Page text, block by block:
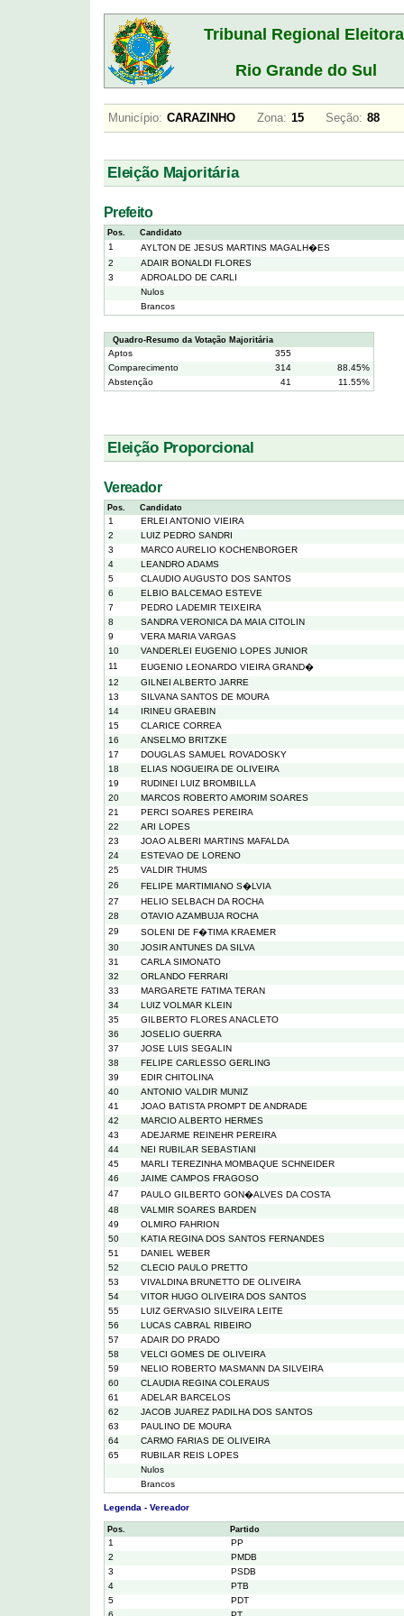
Tribunal Regional
Rio Grande do Sul
Município: CARAZINHO Zona: 15 Seção: 88
Eleição Majoritária
Prefeito
Pos. Candidato
1
AYLTON DE JESUS MARTINS MAGALH�ES
2
ADAIR BONALDI FLORES
3
ADROALDO DE CARLI
Nulos
Brancos
Quadro-Resumo da Votação Majoritária
Aptos
355
Comparecimento
314
88.45%
Abstenção
41 11.55%
Eleição Proporcional
Vereador
Pos. Candidato
1
ERLEI ANTONIO VIEIRA
2
LUIZ PEDRO SANDRI
3
MARCO AURELIO KOCHENBORGER
4
LEANDRO ADAMS
5
CLAUDIO AUGUSTO DOS SANTOS
6
ELBIO BALCEMAO ESTEVE
7
PEDRO LADEMIR TEIXEIRA
8
SANDRA VERONICA DA MAIA CITOLIN
9
VERA MARIA VARGAS
10
VANDERLEI EUGENIO LOPES JUNIOR
11
EUGENIO LEONARDO VIEIRA GRAND�
12
GILNEI ALBERTO JARRE
13
SILVANA SANTOS DE MOURA
14
IRINEU GRAEBIN
15
CLARICE CORREA
16
ANSELMO BRITZKE
17
DOUGLAS SAMUEL ROVADOSKY
18
ELIAS NOGUEIRA DE OLIVEIRA
19
RUDINEI LUIZ BROMBILLA
20
MARCOS ROBERTO AMORIM SOARES
21
PERCI SOARES PEREIRA
22
ARI LOPES
23
JOAO ALBERI MARTINS MAFALDA
24
ESTEVAO DE LORENO
25
VALDIR THUMS
26
FELIPE MARTIMIANO S�LVIA
27
HELIO SELBACH DA ROCHA
28
OTAVIO AZAMBUJA ROCHA
29
SOLENI DE F�TIMA KRAEMER
30
JOSIR ANTUNES DA SILVA
31
CARLA SIMONATO
32
ORLANDO FERRARI
33
MARGARETE FATIMA TERAN
34
LUIZ VOLMAR KLEIN
35
GILBERTO FLORES ANACLETO
36
JOSELIO GUERRA
37
JOSE LUIS SEGALIN
38
FELIPE CARLESSO GERLING
39
EDIR CHITOLINA
40
ANTONIO VALDIR MUNIZ
41
JOAO BATISTA PROMPT DE ANDRADE
42
MARCIO ALBERTO HERMES
43
ADEJARME REINEHR PEREIRA
44
NEI RUBILAR SEBASTIANI
45
MARLI TEREZINHA MOMBAQUE SCHNEIDER
46
JAIME CAMPOS FRAGOSO
47
PAULO GILBERTO GON�ALVES DA COSTA
48
VALMIR SOARES BARDEN
49
OLMIRO FAHRION
50
KATIA REGINA DOS SANTOS FERNANDES
51
DANIEL WEBER
52
CLECIO PAULO PRETTO
53
VIVALDINA BRUNETTO DE OLIVEIRA
54
VITOR HUGO OLIVEIRA DOS SANTOS
55
LUIZ GERVASIO SILVEIRA LEITE
56
LUCAS CABRAL RIBEIRO
57
ADAIR DO PRADO
58
VELCI GOMES DE OLIVEIRA
59
NELIO ROBERTO MASMANN DA SILVEIRA
60
CLAUDIA REGINA COLERAUS
61
ADELAR BARCELOS
62
JACOB JUAREZ PADILHA DOS SANTOS
63
PAULINO DE MOURA
64
CARMO FARIAS DE OLIVEIRA
65
RUBILAR REIS LOPES
Nulos
Brancos
Legenda - Vereador
Pos. Partido
1
PP
2
PMDB
3
PSDB
4
PTB
5
PDT